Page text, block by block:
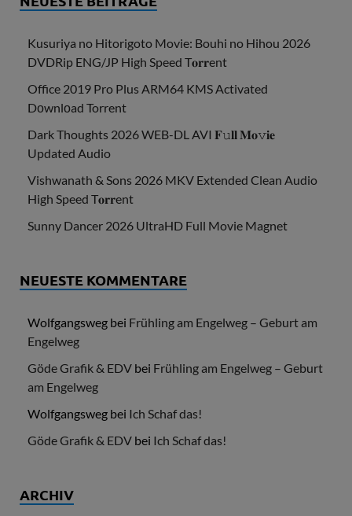
Kusuriya no Hitorigoto Movie: Bouhi no Hihou 2026
DVDRip ENG/JP High Speed T𝐨𝐫𝐫ent
Office 2019 Pro Plus ARM64 KMS Activated
Dоwnlоad Torrent
Dark Thoughts 2026 WEB-DL AVI 𝐅𝚞𝐥𝐥 𝐌𝐨𝚟𝐢𝐞
Updated Audio
Vishwanath & Sons 2026 MKV Extended Clean Audio
High Speed T𝐨𝐫𝐫ent
Sunny Dancer 2026 UltraHD Full Movie Magnet
NEUESTE KOMMENTARE
Wolfgangsweg bei Frühling am Engelweg – Geburt am
Engelweg
Göde Grafik & EDV bei Frühling am Engelweg – Geburt
am Engelweg
Wolfgangsweg bei Ich Schaf das!
Göde Grafik & EDV bei Ich Schaf das!
ARCHIV